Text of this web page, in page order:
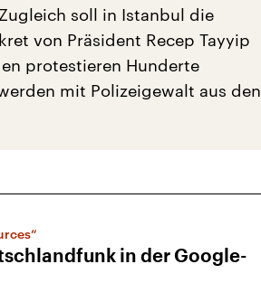
soll in Istanbul die
von Präsident Recep Tayyip
protestieren Hunderte
mit Polizeigewalt aus den
in der Google-